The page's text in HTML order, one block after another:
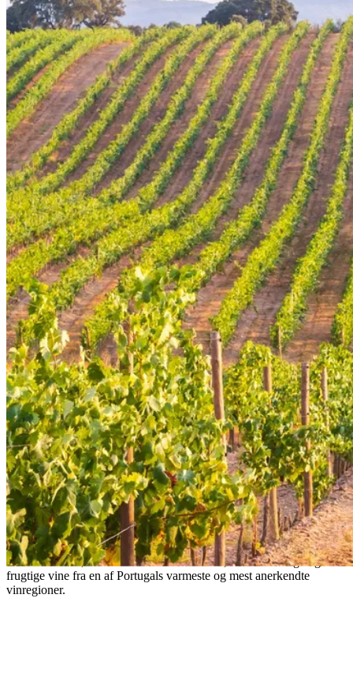
Alentejo: De kraftfulde og varme vine fra
Portugal
Fra kraftfulde røde vine til aromatiske hvide, udforsk de rige og
frugtige vine fra en af Portugals varmeste og mest anerkendte
vinregioner.